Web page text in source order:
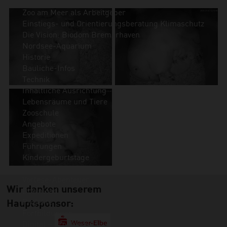
Zoo am Meer als Arbeitgeber
Einstiegs- und Orientierungsberatung Klimaschutz
Die Vision: Biodom Bremerhaven
Nordsee-Aquarium
Historie
Bauliche-Infos
Inhaltliche Ausrichtung
Lebensräume und Tiere
Zooschule
Angebote
Expeditionen
Führungen
Kindergeburtstage
Exit-Game
Download
Projekte
Fortbildungen
Digital – „Zooklug“
Wir danken unserem
Hauptsponsor: